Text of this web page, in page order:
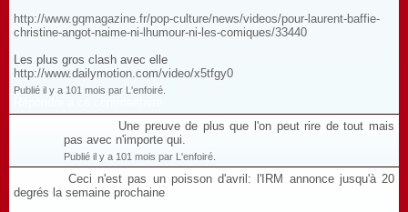
http://www.gqmagazine.fr/pop-culture/news/videos/pour-laurent-baffie-
christine-angot-naime-ni-lhumour-ni-les-comiques/33440
Les plus gros clash avec elle
http://www.dailymotion.com/video/x5tfgy0
Publié il y a 101 mois par L'enfoiré.
Une preuve de plus que l'on peut rire de tout mais
pas avec n'importe qui.
Publié il y a 101 mois par L'enfoiré.
Ceci n'est pas un poisson d'avril: l'IRM annonce jusqu'à 20
degrés la semaine prochaine